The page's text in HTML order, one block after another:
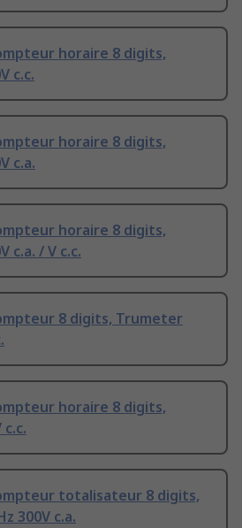
horaire 8 digits,
c.c.
horaire 8 digits,
c.a.
horaire 8 digits,
c.a. / V c.c.
8 digits, Trumeter
horaire 8 digits,
totalisateur 8 digits,
300V c.a.